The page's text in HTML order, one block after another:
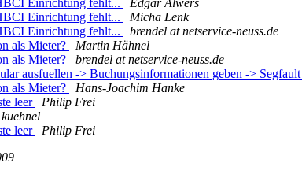
Einrichtung fehlt...
Edgar Alwers
Einrichtung fehlt...
Micha Lenk
Einrichtung fehlt...
brendel at netservice-neuss.de
als Mieter?
Martin Hähnel
als Mieter?
brendel at netservice-neuss.de
ausfuellen -> Buchungsinformationen geben -> Segfault
als Mieter?
Hans-Joachim Hanke
leer
Philip Frei
leer
Philip Frei